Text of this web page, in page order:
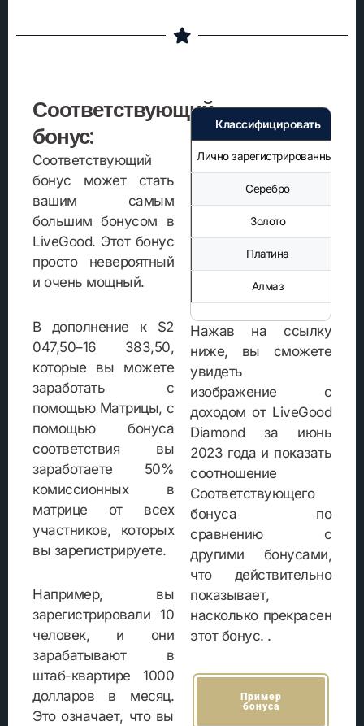
Соответствующий
бонус:
Соответствующий
бонус может стать
вашим самым
большим бонусом в
LiveGood. Этот бонус
просто невероятный
и очень мощный.
В дополнение к $2
047,50–16 383,50,
которые вы можете
заработать с
помощью Матрицы, с
помощью бонуса
соответствия вы
заработаете 50%
комиссионных в
матрице от всех
участников, которых
вы зарегистрируете.
Например, вы
зарегистрировали 10
человек, и они
зарабатывают в
штаб-квартире 1000
долларов в месяц.
Это означает, что вы
Классифицировать
Лично зарегистрированный
Серебро
Золото
Платина
Алмаз
Нажав на ссылку
ниже, вы сможете
увидеть
изображение с
доходом от LiveGood
Diamond за июнь
2023 года и показать
соотношение
Соответствующего
бонуса по
сравнению с
другими бонусами,
что действительно
показывает,
насколько прекрасен
этот бонус. .
Пример
бонуса